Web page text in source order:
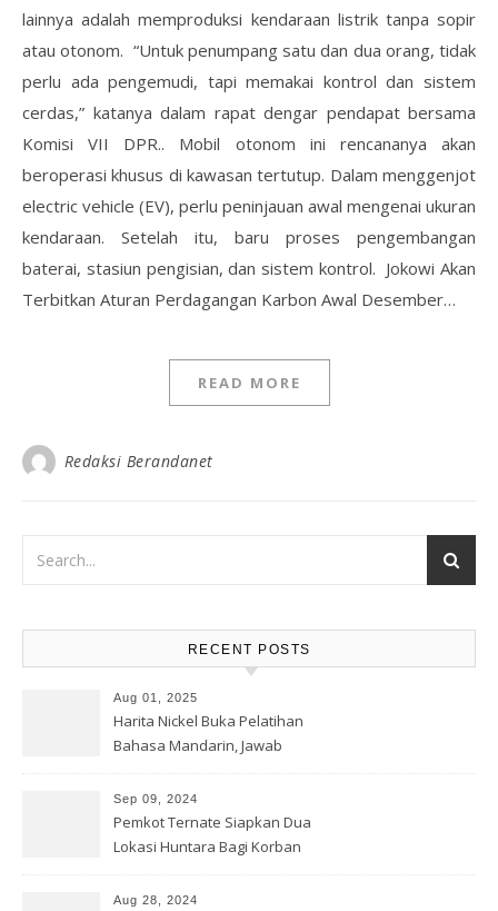
lainnya adalah memproduksi kendaraan listrik tanpa sopir
atau otonom. “Untuk penumpang satu dan dua orang, tidak
perlu ada pengemudi, tapi memakai kontrol dan sistem
cerdas,” katanya dalam rapat dengar pendapat bersama
Komisi VII DPR.. Mobil otonom ini rencananya akan
beroperasi khusus di kawasan tertutup. Dalam menggenjot
electric vehicle (EV), perlu peninjauan awal mengenai ukuran
kendaraan. Setelah itu, baru proses pengembangan
baterai, stasiun pengisian, dan sistem kontrol. Jokowi Akan
Terbitkan Aturan Perdagangan Karbon Awal Desember…
READ MORE
Redaksi Berandanet
RECENT POSTS
Aug 01, 2025
Harita Nickel Buka Pelatihan
Bahasa Mandarin, Jawab
Sep 09, 2024
Pemkot Ternate Siapkan Dua
Lokasi Huntara Bagi Korban
Aug 28, 2024